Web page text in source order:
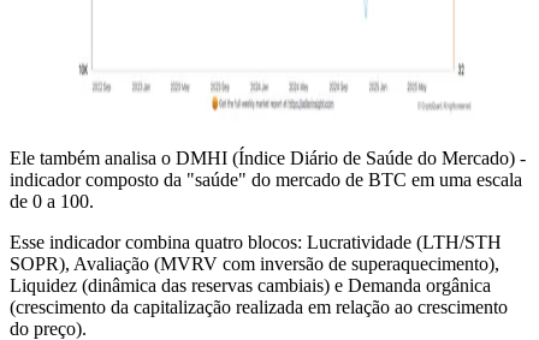
Ele também analisa o DMHI (Índice Diário de Saúde do Mercado) -
indicador composto da "saúde" do mercado de BTC em uma escala
de 0 a 100.
Esse indicador combina quatro blocos: Lucratividade (LTH/STH
SOPR), Avaliação (MVRV com inversão de superaquecimento),
Liquidez (dinâmica das reservas cambiais) e Demanda orgânica
(crescimento da capitalização realizada em relação ao crescimento
do preço).